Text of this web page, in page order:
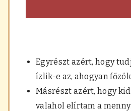
Egyrészt azért, hogy
ízlik-e az, ahogyan
Másrészt azért, hogy
valahol elírtam a